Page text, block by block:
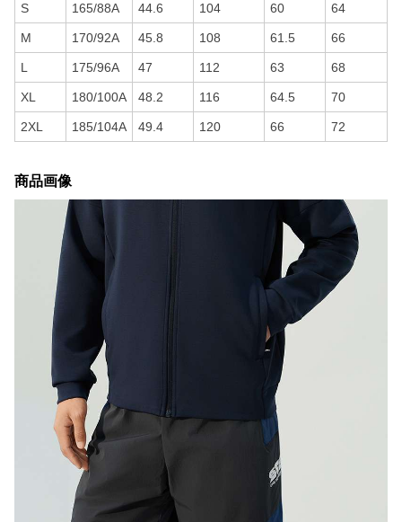
S 165/88A 44.6 104 60 64
M 170/92A 45.8 108 61.5 66
L 175/96A 47 112 63 68
XL 180/100A 48.2 116 64.5 70
2XL 185/104A 49.4 120 66 72
商品画像